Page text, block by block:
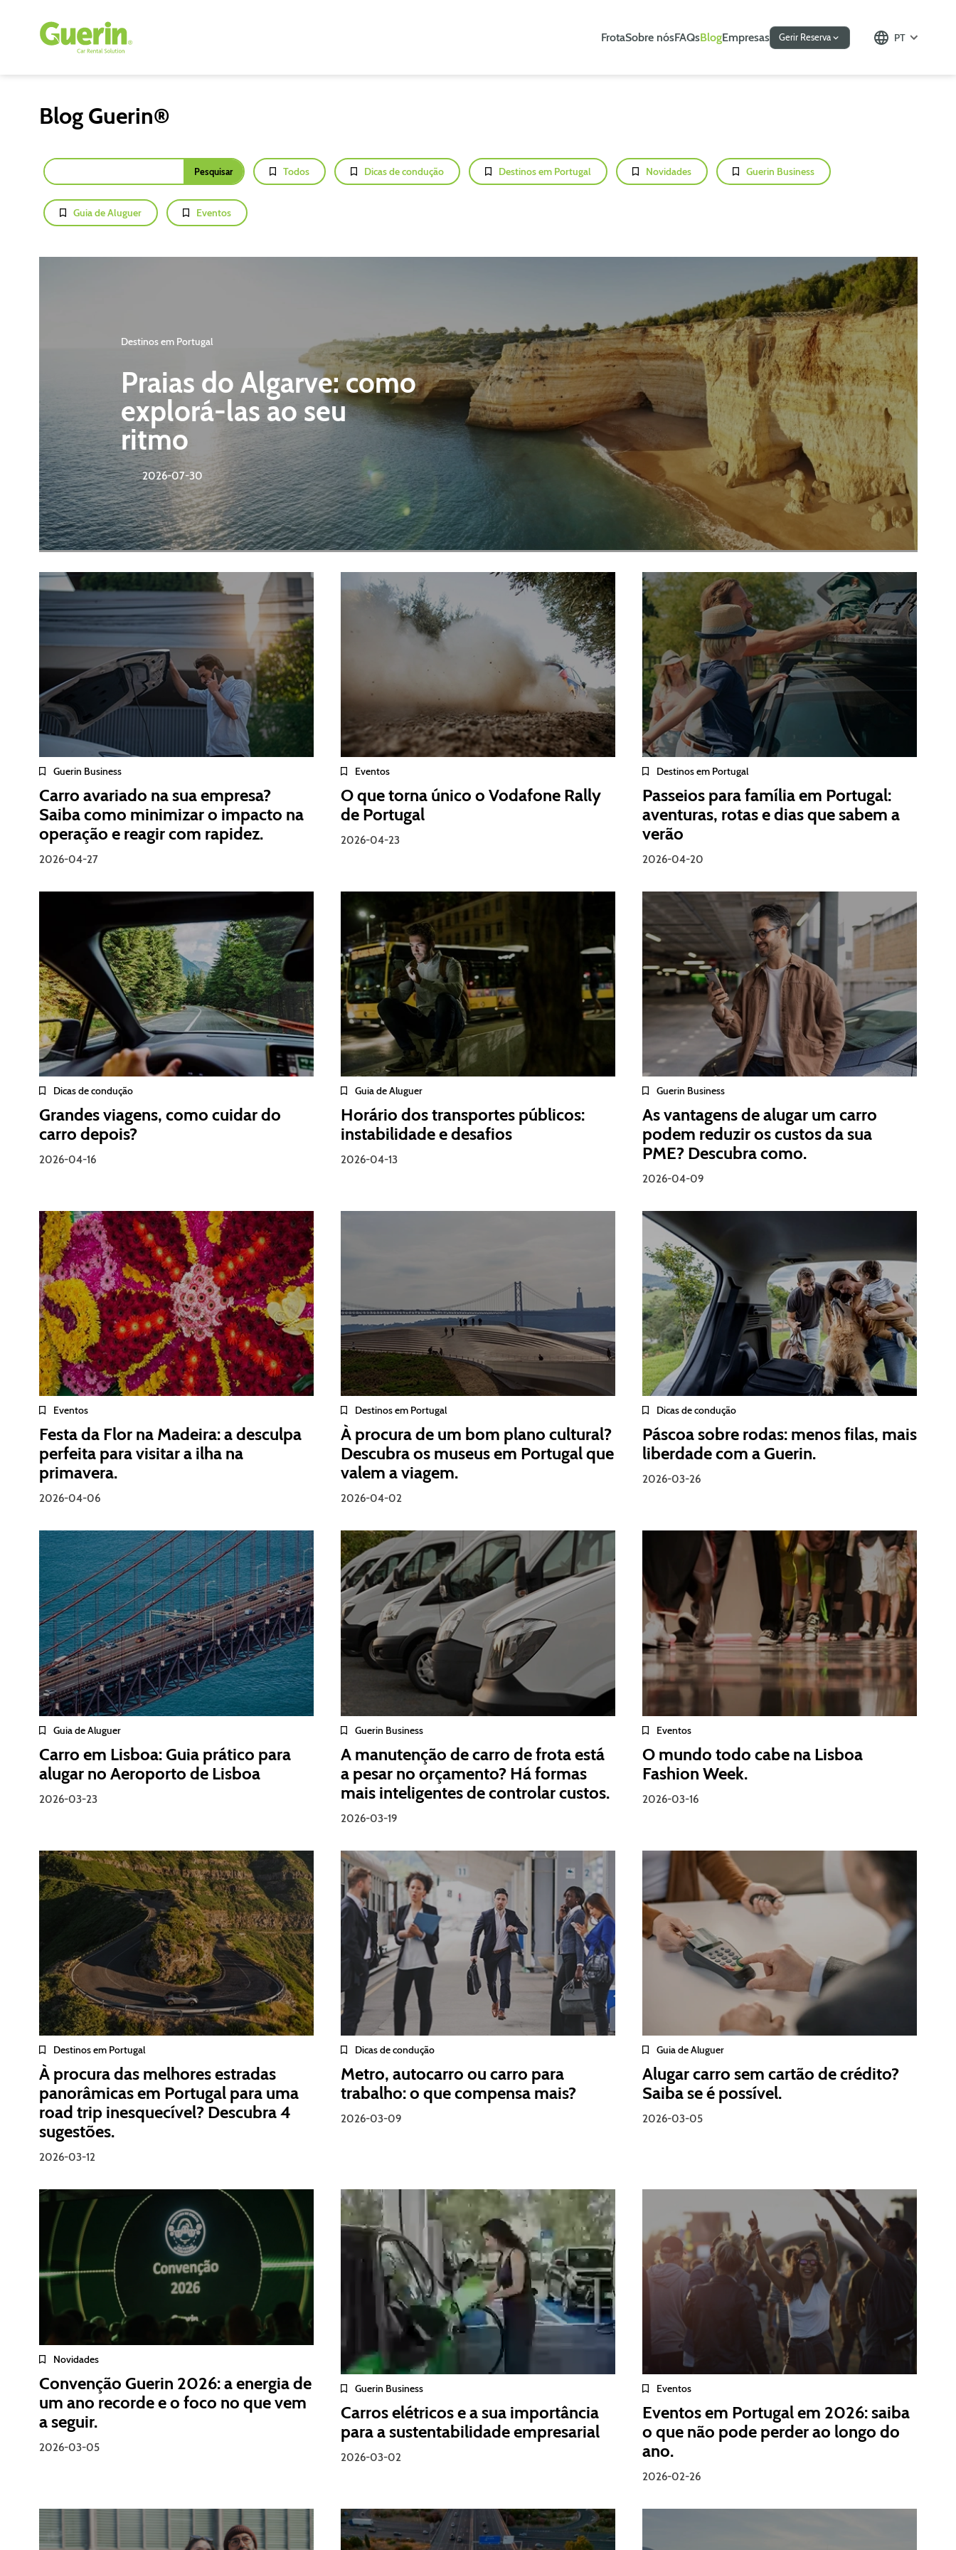
FrotaSobre nósFAQsBlogEmpresas Gerir Reserva PT
Blog Guerin®
Todos Dicas de condução Destinos em Portugal Novidades Guerin Business
Guia de Aluguer Eventos
Destinos em Portugal
Praias do Algarve: como
explorá-las ao seu
ritmo
2026-07-30
Guerin Business
Carro avariado na sua empresa?
Saiba como minimizar o impacto na
operação e reagir com rapidez.
2026-04-27
Eventos
O que torna único o Vodafone Rally
de Portugal
2026-04-23
Destinos em Portugal
Passeios para família em Portugal:
aventuras, rotas e dias que sabem a
verão
2026-04-20
Dicas de condução
Grandes viagens, como cuidar do
carro depois?
2026-04-16
Guia de Aluguer
Horário dos transportes públicos:
instabilidade e desafios
2026-04-13
Guerin Business
As vantagens de alugar um carro
podem reduzir os custos da sua
PME? Descubra como.
2026-04-09
Eventos
Festa da Flor na Madeira: a desculpa
perfeita para visitar a ilha na
primavera.
2026-04-06
Destinos em Portugal
À procura de um bom plano cultural?
Descubra os museus em Portugal que
valem a viagem.
2026-04-02
Dicas de condução
Páscoa sobre rodas: menos filas, mais
liberdade com a Guerin.
2026-03-26
Guia de Aluguer
Carro em Lisboa: Guia prático para
alugar no Aeroporto de Lisboa
2026-03-23
Guerin Business
A manutenção de carro de frota está
a pesar no orçamento? Há formas
mais inteligentes de controlar custos.
2026-03-19
Eventos
O mundo todo cabe na Lisboa
Fashion Week.
2026-03-16
Destinos em Portugal
À procura das melhores estradas
panorâmicas em Portugal para uma
road trip inesquecível? Descubra 4
sugestões.
2026-03-12
Dicas de condução
Metro, autocarro ou carro para
trabalho: o que compensa mais?
2026-03-09
Guia de Aluguer
Alugar carro sem cartão de crédito?
Saiba se é possível.
2026-03-05
Novidades
Convenção Guerin 2026: a energia de
um ano recorde e o foco no que vem
a seguir.
2026-03-05
Guerin Business
Carros elétricos e a sua importância
para a sustentabilidade empresarial
2026-03-02
Eventos
Eventos em Portugal em 2026: saiba
o que não pode perder ao longo do
ano.
2026-02-26